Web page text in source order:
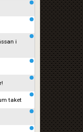
i
taket